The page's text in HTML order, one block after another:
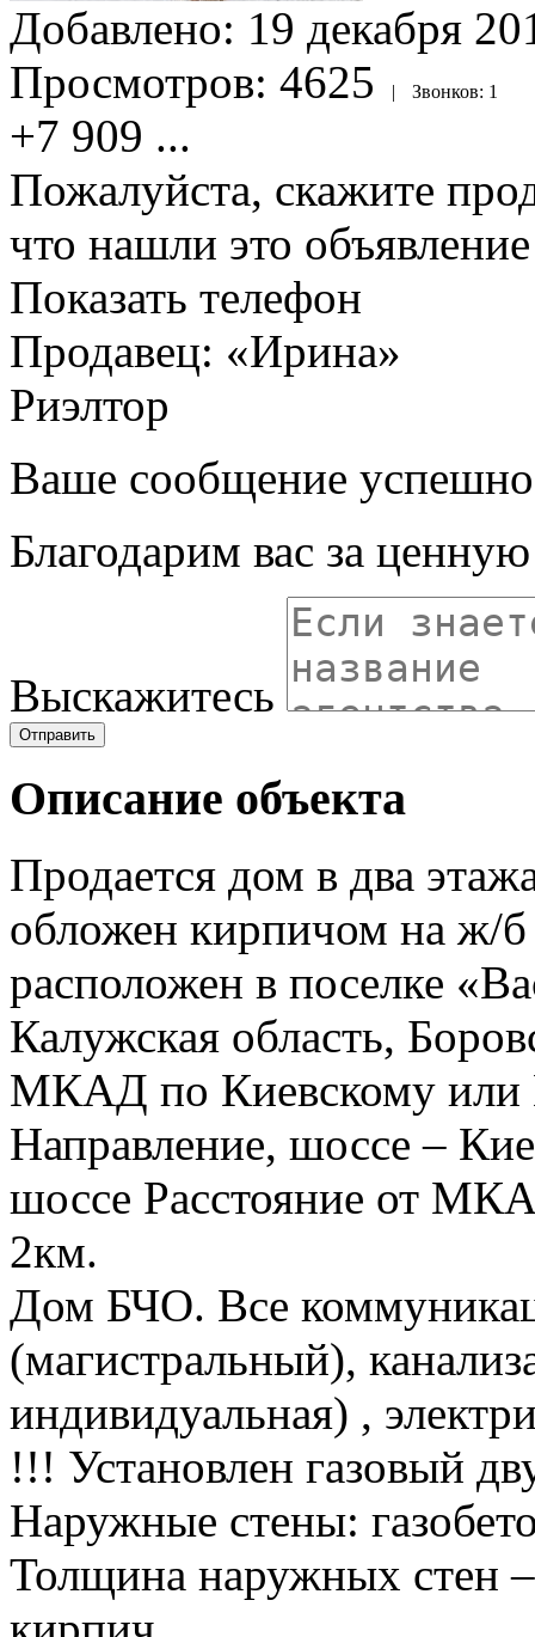
Добавлено: 19 декабря
Просмотров: 4625 | Звонков: 1
+7 909 ...
Пожалуйста, скажите
что нашли это
Показать телефон
Продавец: «Ирина»
Риэлтор
Ваше сообщение успешно
Благодарим вас за
Выскажитесь
Отправить
Описание объекта
Продается дом в два
обложен кирпичом на ж/б
расположен в поселке
Калужская область,
МКАД по Киевскому или
Направление, шоссе –
шоссе Расстояние от
2км.
Дом БЧО. Все
(магистральный),
индивидуальная) ,
!!! Установлен газовый
Наружные стены:
Толщина наружных стен